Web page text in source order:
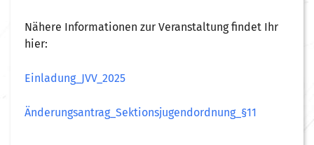
Nähere Informationen zur Veranstaltung findet Ihr
hier:
Einladung_JVV_2025
Änderungsantrag_Sektionsjugendordnung_§11